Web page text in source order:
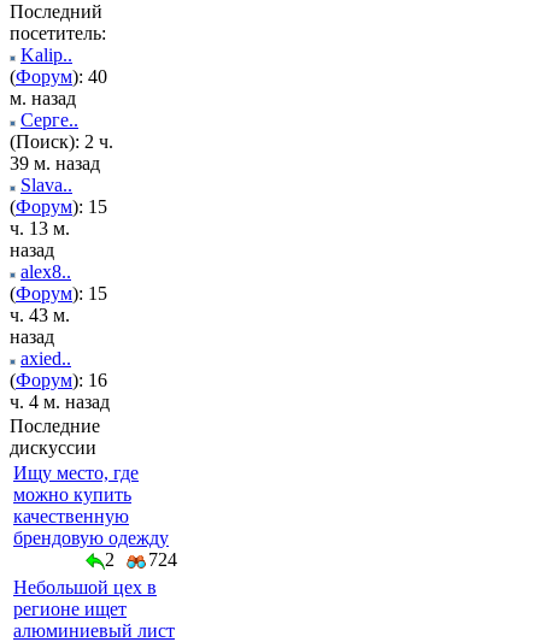
Последний
посетитель:
Kalip..
(Форум): 40
м. назад
Серге..
(Поиск): 2 ч.
39 м. назад
Slava..
(Форум): 15
ч. 13 м.
назад
alex8..
(Форум): 15
ч. 43 м.
назад
axied..
(Форум): 16
ч. 4 м. назад
Последние
дискуссии
Ищу место, где
можно купить
качественную
брендовую одежду
2
724
Небольшой цех в
регионе ищет
алюминиевый лист